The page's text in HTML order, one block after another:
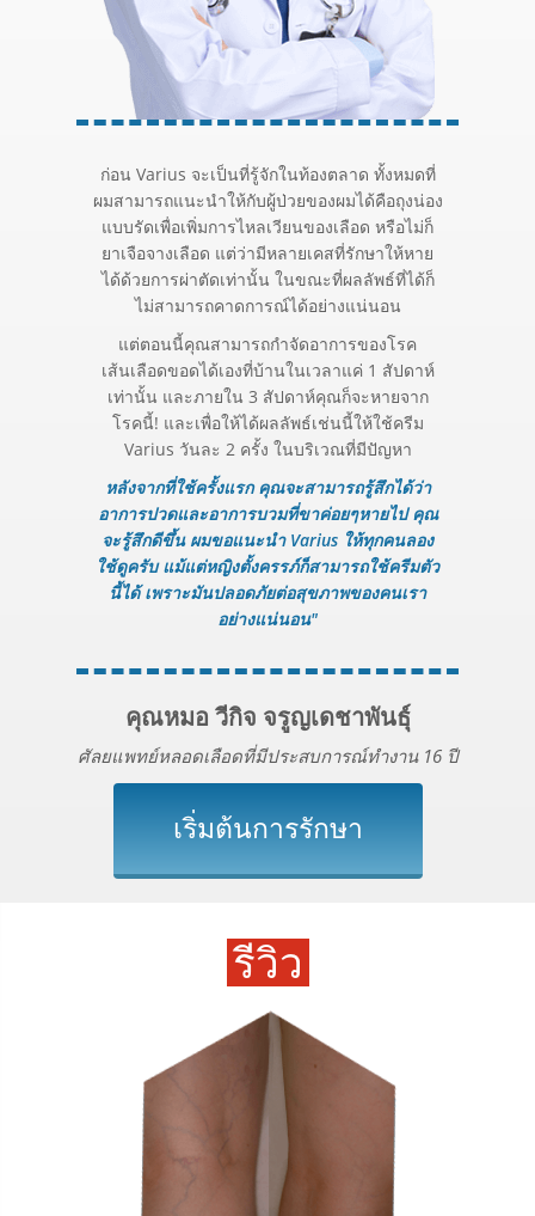
ก่อน Varius จะเป็นที่รู้จักในท้องตลาด ทั้งหมดที่
ผมสามารถแนะนำให้กับผู้ป่วยของผมได้คือถุงน่อง
แบบรัดเพื่อเพิ่มการไหลเวียนของเลือด หรือไม่ก็
ยาเจือจางเลือด แต่ว่ามีหลายเคสที่รักษาให้หาย
ได้ด้วยการผ่าตัดเท่านั้น ในขณะที่ผลลัพธ์ที่ได้ก็
ไม่สามารถคาดการณ์ได้อย่างแน่นอน
แต่ตอนนี้คุณสามารถกำจัดอาการของโรค
เส้นเลือดขอดได้เองที่บ้านในเวลาแค่ 1 สัปดาห์
เท่านั้น และภายใน 3 สัปดาห์คุณก็จะหายจาก
โรคนี้! และเพื่อให้ได้ผลลัพธ์เช่นนี้ให้ใช้ครีม
Varius วันละ 2 ครั้ง ในบริเวณที่มีปัญหา
หลังจากที่ใช้ครั้งแรก คุณจะสามารถรู้สึกได้ว่า
อาการปวดและอาการบวมที่ขาค่อยๆหายไป คุณ
จะรู้สึกดีขึ้น ผมขอแนะนำ Varius ให้ทุกคนลอง
ใช้ดูครับ แม้แต่หญิงตั้งครรภ์ก็สามารถใช้ครีมตัว
นี้ได้ เพราะมันปลอดภัยต่อสุขภาพของคนเรา
อย่างแน่นอน"
คุณหมอ วีกิจ จรูญเดชาพันธุ์
ศัลยแพทย์หลอดเลือดที่มีประสบการณ์ทำงาน 16 ปี
เริ่มต้นการรักษา
รีวิว